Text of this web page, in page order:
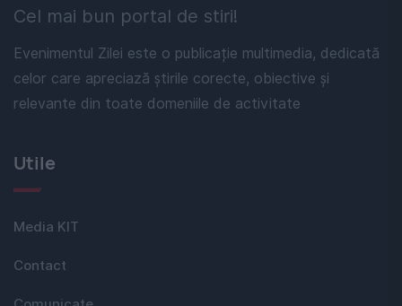
Cel mai bun portal de stiri!
Evenimentul Zilei este o publicație multimedia, dedicată
celor care apreciază știrile corecte, obiective și
relevante din toate domeniile de activitate
Utile
Media KIT
Contact